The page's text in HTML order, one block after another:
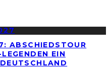
ABSCHIEDSTOUR
EIN